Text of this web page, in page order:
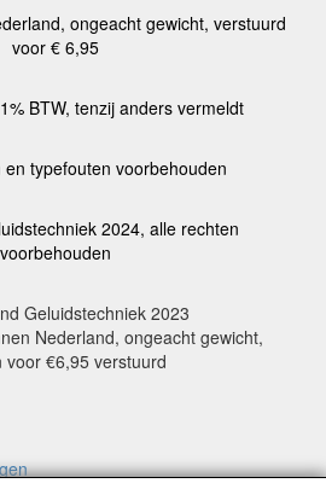
ongeacht gewicht, verstuurd
voor € 6,95
BTW, tenzij anders vermeldt
en typefouten voorbehouden
2024, alle rechten
voorbehouden
Geluidstechniek 2023
Nederland, ongeacht gewicht,
voor €6,95 verstuurd